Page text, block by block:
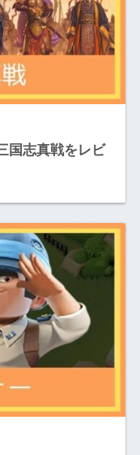
国志真戦をレビ